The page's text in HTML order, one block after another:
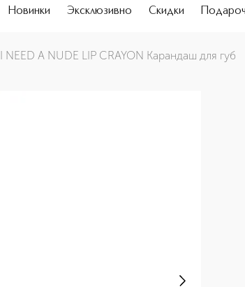
Новинки Эксклюзивно Скидки
I NEED A NUDE LIP CRAYON Карандаш для губ